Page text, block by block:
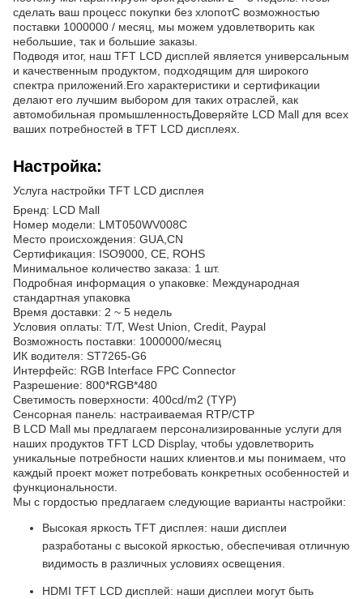
сделать ваш процесс покупки без хлопотС возможностью
поставки 1000000 / месяц, мы можем удовлетворить как
небольшие, так и большие заказы.
Подводя итог, наш TFT LCD дисплей является универсальным
и качественным продуктом, подходящим для широкого
спектра приложений.Его характеристики и сертификации
делают его лучшим выбором для таких отраслей, как
автомобильная промышленностьДоверяйте LCD Mall для всех
ваших потребностей в TFT LCD дисплеях.
Настройка:
Услуга настройки TFT LCD дисплея
Бренд: LCD Mall
Номер модели: LMT050WV008C
Место происхождения: GUA,CN
Сертификация: ISO9000, CE, ROHS
Минимальное количество заказа: 1 шт.
Подробная информация о упаковке: Международная
стандартная упаковка
Время доставки: 2 ~ 5 недель
Условия оплаты: T/T, West Union, Credit, Paypal
Возможность поставки: 1000000/месяц
ИК водителя: ST7265-G6
Интерфейс: RGB Interface FPC Connector
Разрешение: 800*RGB*480
Светимость поверхности: 400cd/m2 (TYP)
Сенсорная панель: настраиваемая RTP/CTP
В LCD Mall мы предлагаем персонализированные услуги для
наших продуктов TFT LCD Display, чтобы удовлетворить
уникальные потребности наших клиентов.и мы понимаем, что
каждый проект может потребовать конкретных особенностей и
функциональности.
Мы с гордостью предлагаем следующие варианты настройки:
Высокая яркость TFT дисплея: наши дисплеи
разработаны с высокой яркостью, обеспечивая отличную
видимость в различных условиях освещения.
HDMI TFT LCD дисплей: наши дисплеи могут быть